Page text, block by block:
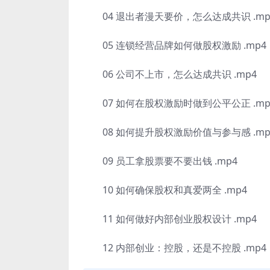
04 退出者漫天要价，怎么达成共识
05 连锁经营品牌如何做股权激励 .mp4
06 公司不上市，怎么达成共识 .mp4
07 如何在股权激励时做到公平公正
08 如何提升股权激励价值与参与感
09 员工拿股票要不要出钱 .mp4
10 如何确保股权和真爱两全 .mp4
11 如何做好内部创业股权设计 .mp4
12 内部创业：控股，还是不控股 .mp4